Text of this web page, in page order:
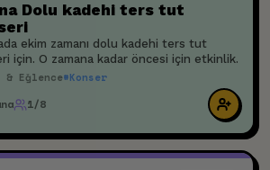
Dolu kadehi ters tut
ekim zamanı dolu kadehi ters tut
için. O zamana kadar öncesi için etkinlik.
& Eğlence#Konser
1/8